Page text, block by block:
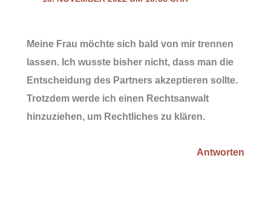
Meine Frau möchte sich bald von mir trennen
lassen. Ich wusste bisher nicht, dass man die
Entscheidung des Partners akzeptieren sollte.
Trotzdem werde ich einen Rechtsanwalt
hinzuziehen, um Rechtliches zu klären.
Antworten